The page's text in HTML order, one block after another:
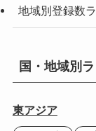
地域別登録数
国・地域別
東アジア